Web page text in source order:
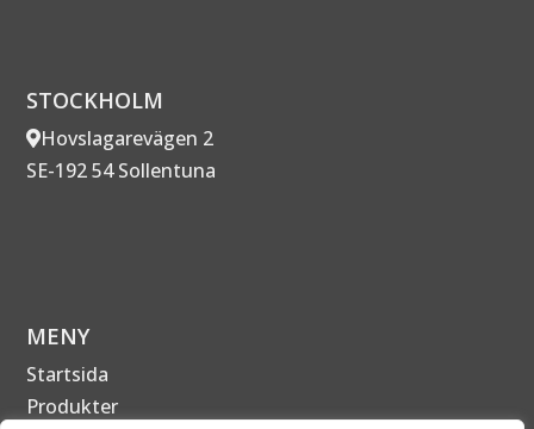
STOCKHOLM
Hovslagarevägen 2
SE-192 54 Sollentuna
MENY
Startsida
Produkter